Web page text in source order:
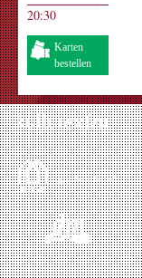
20:30
Karten
bestellen